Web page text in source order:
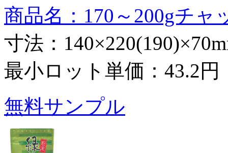
商品名：170～200gチ
寸法：
最小ロット単価： 43.2円
無料サンプル